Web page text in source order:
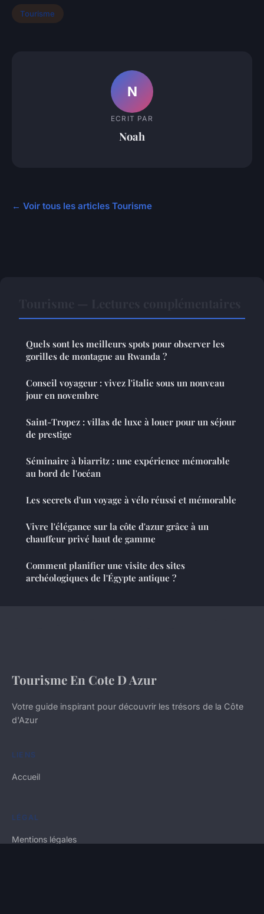
Tourisme
N
ECRIT PAR
Noah
← Voir tous les articles Tourisme
Quels sont les meilleurs spots pour observer les
gorilles de montagne au Rwanda ?
Conseil voyageur : vivez l'italie sous un nouveau
jour en novembre
Saint-Tropez : villas de luxe à louer pour un séjour
de prestige
Séminaire à biarritz : une expérience mémorable
au bord de l'océan
Les secrets d'un voyage à vélo réussi et mémorable
Vivre l'élégance sur la côte d'azur grâce à un
chauffeur privé haut de gamme
Comment planifier une visite des sites
archéologiques de l'Égypte antique ?
Tourisme En Cote D Azur
Votre guide inspirant pour découvrir les trésors de la Côte
d'Azur
LIENS
Accueil
LÉGAL
Mentions légales